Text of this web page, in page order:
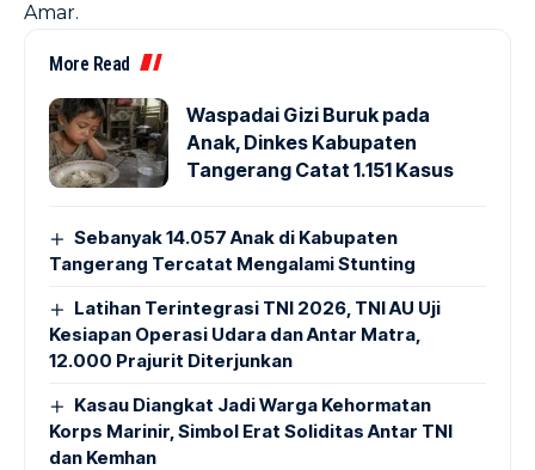
Amar.
More Read
Waspadai Gizi Buruk pada
Anak, Dinkes Kabupaten
Tangerang Catat 1.151 Kasus
Sebanyak 14.057 Anak di Kabupaten
Tangerang Tercatat Mengalami Stunting
Latihan Terintegrasi TNI 2026, TNI AU Uji
Kesiapan Operasi Udara dan Antar Matra,
12.000 Prajurit Diterjunkan
Kasau Diangkat Jadi Warga Kehormatan
Korps Marinir, Simbol Erat Soliditas Antar TNI
dan Kemhan